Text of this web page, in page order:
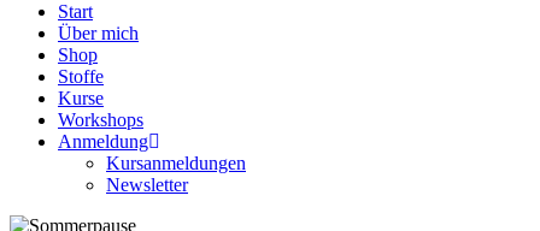
Start
Über mich
Shop
Stoffe
Kurse
Workshops
Anmeldung
Kursanmeldungen
Newsletter